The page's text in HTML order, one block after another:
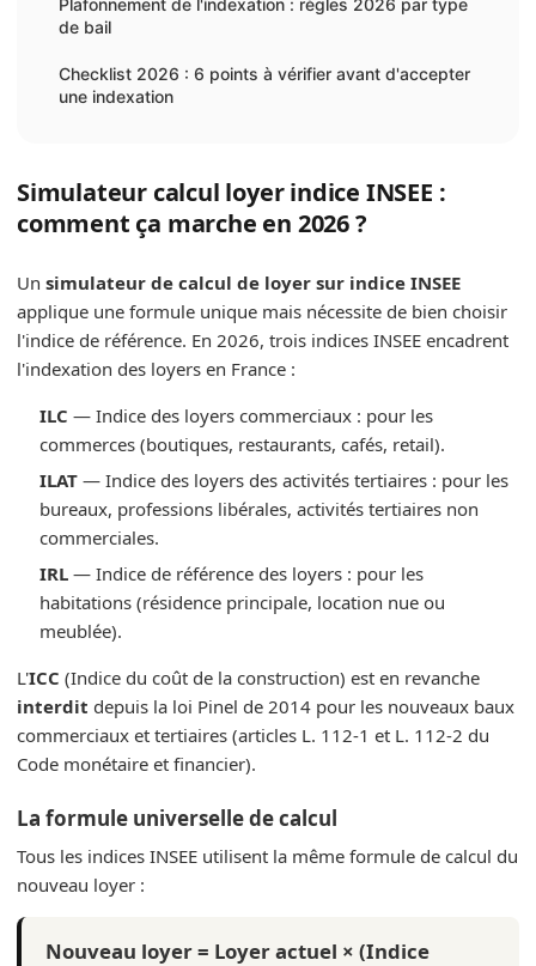
Plafonnement de l'indexation : règles 2026 par type
de bail
Checklist 2026 : 6 points à vérifier avant d'accepter
une indexation
Simulateur calcul loyer indice INSEE :
comment ça marche en 2026 ?
Un simulateur de calcul de loyer sur indice INSEE
applique une formule unique mais nécessite de bien choisir
l'indice de référence. En 2026, trois indices INSEE encadrent
l'indexation des loyers en France :
ILC — Indice des loyers commerciaux : pour les
commerces (boutiques, restaurants, cafés, retail).
ILAT— Indice des loyers des activités tertiaires : pour les
bureaux, professions libérales, activités tertiaires non
commerciales.
IRL— Indice de référence des loyers : pour les
habitations (résidence principale, location nue ou
meublée).
L'ICC (Indice du coût de la construction) est en revanche
interdit depuis la loi Pinel de 2014 pour les nouveaux baux
commerciaux et tertiaires (articles L. 112-1 et L. 112-2 du
Code monétaire et financier).
La formule universelle de calcul
Tous les indices INSEE utilisent la même formule de calcul du
nouveau loyer :
Nouveau loyer = Loyer actuel × (Indice